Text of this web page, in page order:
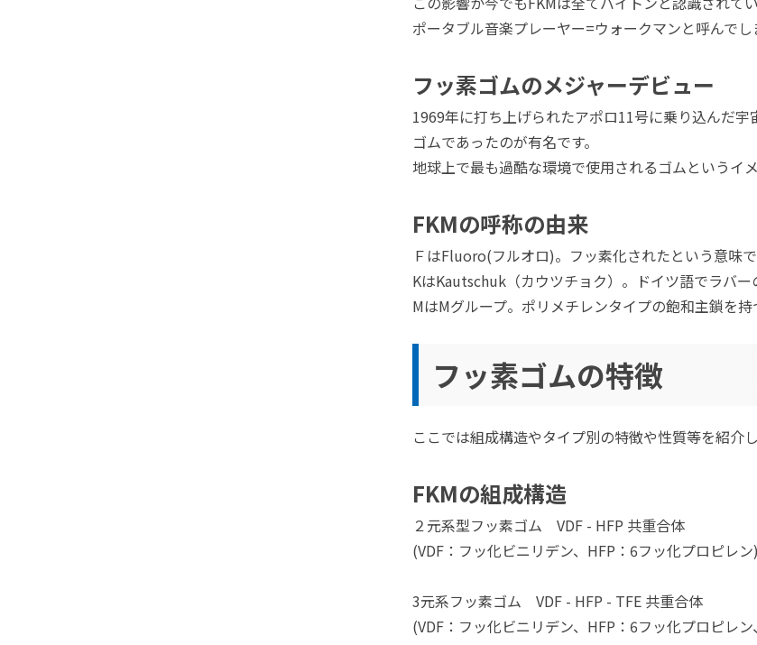
ポータブル音楽プレーヤー=ウォークマンと呼んで
フッ素ゴムのメジャーデビュー
1969年に打ち上げられたアポロ11号に乗り込んだ
ゴムであったのが有名です。
地球上で最も過酷な環境で使用されるゴムというイ
FKMの呼称の由来
ＦはFluoro(フルオロ)。フッ素化されたという意味で
KはKautschuk（カウツチョク）。ドイツ語でラバー
MはMグループ。ポリメチレンタイプの飽和主鎖を持
フッ素ゴムの特徴
ここでは組成構造やタイプ別の特徴や性質等を紹介し
FKMの組成構造
２元系型フッ素ゴム VDF - HFP 共重合体
(VDF：フッ化ビニリデン、HFP：6フッ化プロピレン)
3元系フッ素ゴム VDF - HFP - TFE 共重合体
(VDF：フッ化ビニリデン、HFP：6フッ化プロピレ
フッ素ゴム概要
フッ素ゴムスポンジ連続気泡タイプ